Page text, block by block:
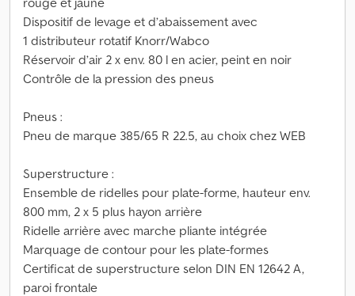
Dispositif de levage et d’abaissement avec
1 distributeur rotatif Knorr/Wabco
Réservoir d’air 2 x env. 80 l en acier, peint en noir
Contrôle de la pression des pneus
Pneus :
Pneu de marque 385/65 R 22.5, au choix chez WEB
Superstructure :
Ensemble de ridelles pour plate-forme, hauteur env.
800 mm, 2 x 5 plus hayon arrière
Ridelle arrière avec marche pliante intégrée
Marquage de contour pour les plate-formes
Certificat de superstructure selon DIN EN 12642 A,
paroi frontale